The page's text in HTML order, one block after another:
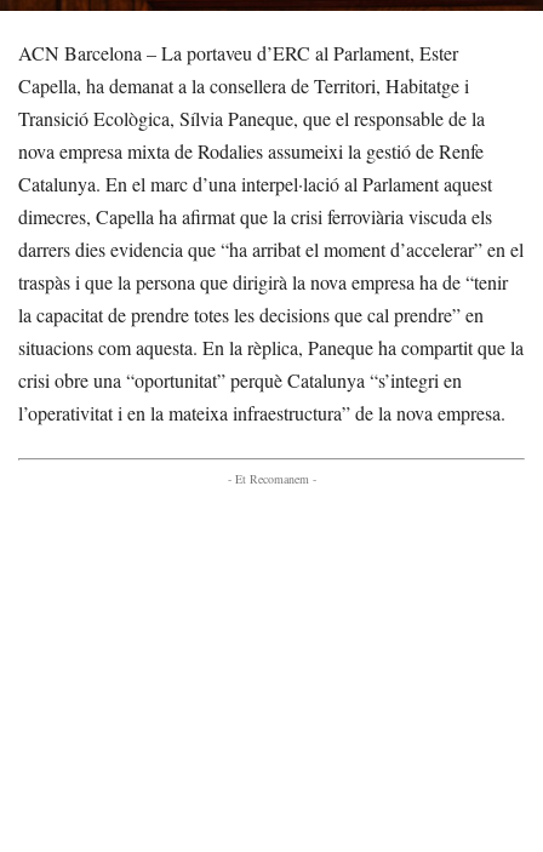
ACN Barcelona – La portaveu d’ERC al Parlament, Ester
Capella, ha demanat a la consellera de Territori, Habitatge i
Transició Ecològica, Sílvia Paneque, que el responsable de la
nova empresa mixta de Rodalies assumeixi la gestió de Renfe
Catalunya. En el marc d’una interpel·lació al Parlament aquest
dimecres, Capella ha afirmat que la crisi ferroviària viscuda els
darrers dies evidencia que “ha arribat el moment d’accelerar” en el
traspàs i que la persona que dirigirà la nova empresa ha de “tenir
la capacitat de prendre totes les decisions que cal prendre” en
situacions com aquesta. En la rèplica, Paneque ha compartit que la
crisi obre una “oportunitat” perquè Catalunya “s’integri en
l’operativitat i en la mateixa infraestructura” de la nova empresa.
- Et Recomanem -